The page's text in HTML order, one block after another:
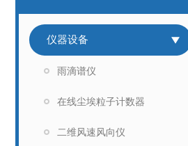
仪器设备
雨滴谱仪
在线尘埃粒子计数器
二维风速风向仪